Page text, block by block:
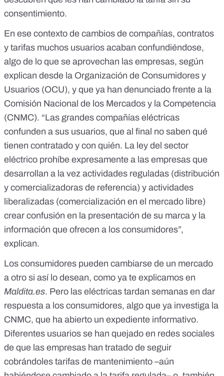
consentimiento.
En ese contexto de cambios de compañías, contratos
y tarifas muchos usuarios acaban confundiéndose,
algo de lo que se aprovechan las empresas, según
explican desde la Organización de Consumidores y
Usuarios (OCU), y que ya han denunciado frente a la
Comisión Nacional de los Mercados y la Competencia
(CNMC). “Las grandes compañías eléctricas
confunden a sus usuarios, que al final no saben qué
tienen contratado y con quién. La ley del sector
eléctrico prohíbe expresamente a las empresas que
desarrollan a la vez actividades reguladas (distribución
y comercializadoras de referencia) y actividades
liberalizadas (comercialización en el mercado libre)
crear confusión en la presentación de su marca y la
información que ofrecen a los consumidores”,
explican.
Los consumidores pueden cambiarse de un mercado
a otro si así lo desean, como ya te explicamos en
Maldita.es. Pero las eléctricas tardan semanas en dar
respuesta a los consumidores, algo que ya investiga la
CNMC, que ha abierto un expediente informativo.
Diferentes usuarios se han quejado en redes sociales
de que las empresas han tratado de seguir
cobrándoles tarifas de mantenimiento –aún